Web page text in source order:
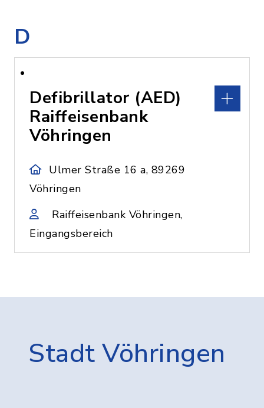
D
Defibrillator (AED)
Raiffeisenbank
Vöhringen
Ulmer Straße 16 a, 89269
Vöhringen
Raiffeisenbank Vöhringen,
Eingangsbereich
Stadt Vöhringen